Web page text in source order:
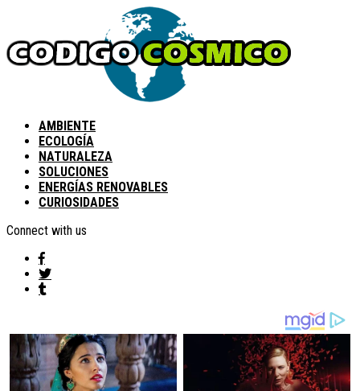
AMBIENTE
ECOLOGÍA
NATURALEZA
SOLUCIONES
ENERGÍAS RENOVABLES
CURIOSIDADES
Connect with us